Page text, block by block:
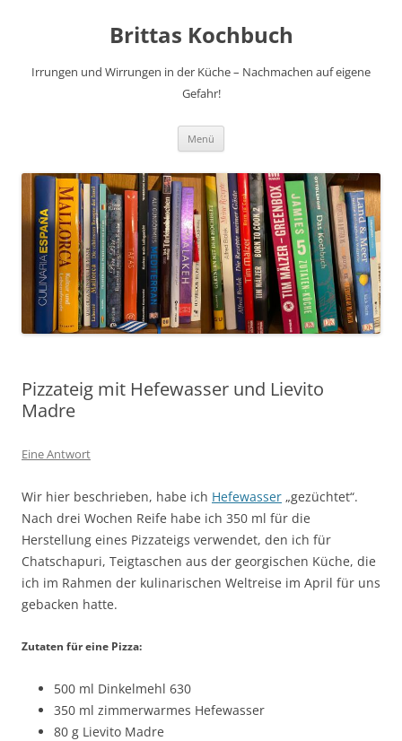
Brittas Kochbuch
Irrungen und Wirrungen in der Küche – Nachmachen auf eigene
Gefahr!
Menü
Pizzateig mit Hefewasser und Lievito
Madre
Eine Antwort
Wir hier beschrieben, habe ich Hefewasser „gezüchtet“.
Nach drei Wochen Reife habe ich 350 ml für die
Herstellung eines Pizzateigs verwendet, den ich für
Chatschapuri, Teigtaschen aus der georgischen Küche, die
ich im Rahmen der kulinarischen Weltreise im April für uns
gebacken hatte.
Zutaten für eine Pizza:
500 ml Dinkelmehl 630
350 ml zimmerwarmes Hefewasser
80 g Lievito Madre